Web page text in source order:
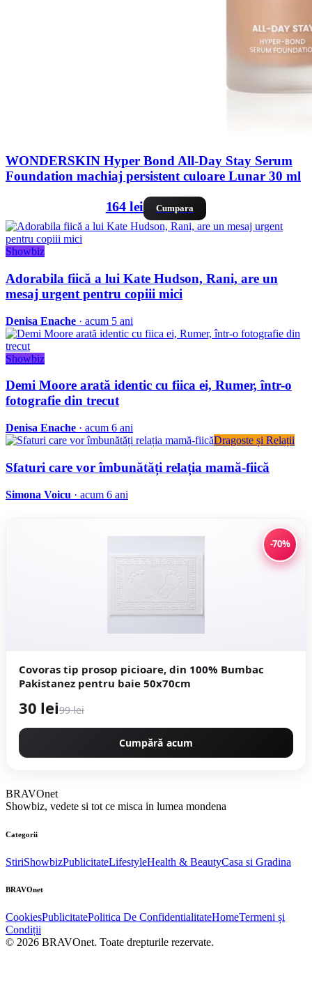
WONDERSKIN Hyper Bond All-Day Stay Serum
Foundation machiaj persistent culoare Lunar 30 ml
164 lei Cumpara
Showbiz
Adorabila fiică a lui Kate Hudson, Rani, are un
mesaj urgent pentru copiii mici
Denisa Enache · acum 5 ani
Showbiz
Demi Moore arată identic cu fiica ei, Rumer, într-o
fotografie din trecut
Denisa Enache · acum 6 ani
Dragoste și Relații
Sfaturi care vor îmbunătăți relația mamă-fiică
Simona Voicu · acum 6 ani
-70%
Covoras tip prosop picioare, din 100% Bumbac
Pakistanez pentru baie 50x70cm
30 lei99 lei
Cumpără acum
BRAVOnet
Showbiz, vedete si tot ce misca in lumea mondena
Categorii
StiriShowbizPublicitateLifestyleHealth & BeautyCasa si Gradina
BRAVOnet
CookiesPublicitatePolitica De ConfidentialitateHomeTermeni și
Condiții
© 2026 BRAVOnet. Toate drepturile rezervate.